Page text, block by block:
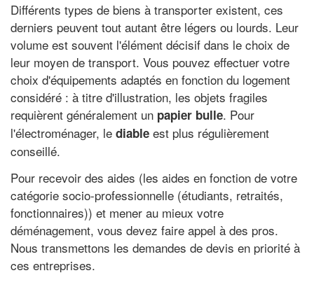
Différents types de biens à transporter existent, ces
derniers peuvent tout autant être légers ou lourds. Leur
volume est souvent l'élément décisif dans le choix de
leur moyen de transport. Vous pouvez effectuer votre
choix d'équipements adaptés en fonction du logement
considéré : à titre d'illustration, les objets fragiles
requièrent généralement un papier bulle. Pour
l'électroménager, le diable est plus régulièrement
conseillé.
Pour recevoir des aides (les aides en fonction de votre
catégorie socio-professionnelle (étudiants, retraités,
fonctionnaires)) et mener au mieux votre
déménagement, vous devez faire appel à des pros.
Nous transmettons les demandes de devis en priorité à
ces entreprises.